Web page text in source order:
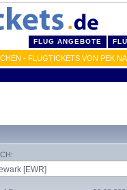
FLUG ANGEBOTE
- FLUGTICKETS VON PEK